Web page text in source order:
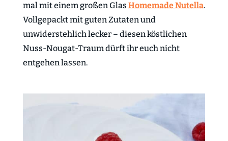
mal mit einem großen Glas Homemade Nutella.
Vollgepackt mit guten Zutaten und
unwiderstehlich lecker – diesen köstlichen
Nuss-Nougat-Traum dürft ihr euch nicht
entgehen lassen.